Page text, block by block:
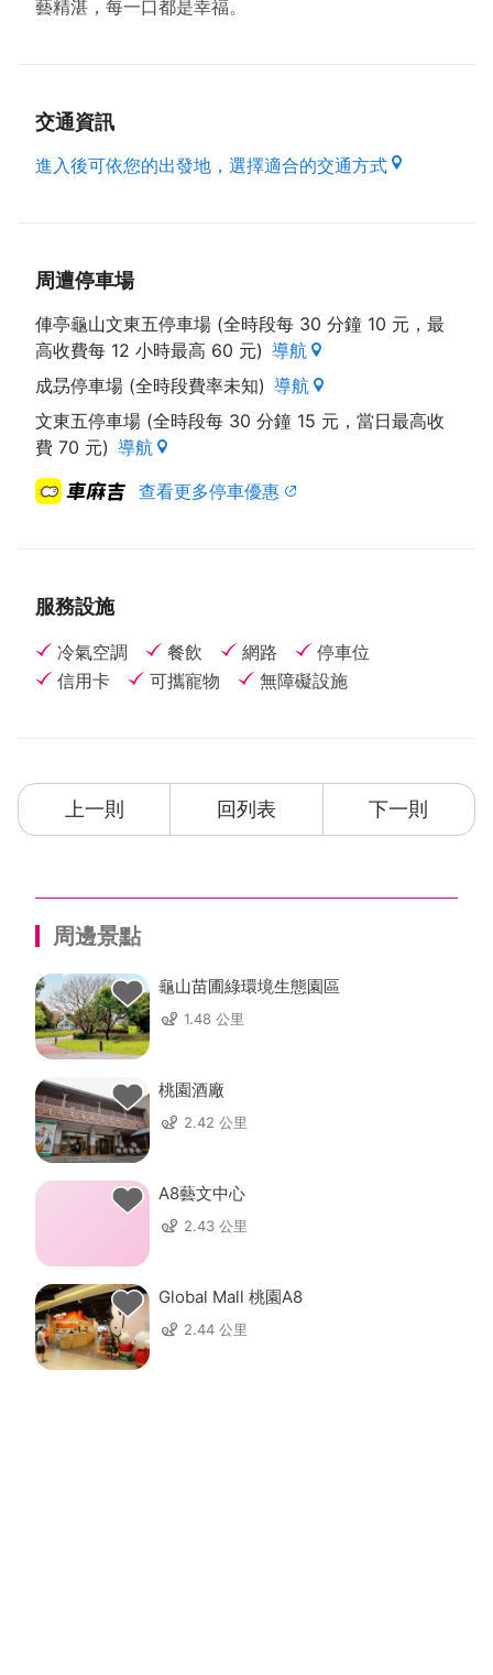
藝精湛，每一口都是幸福。
交通資訊
進入後可依您的出發地，選擇適合的交通方式
周遭停車場
俥亭龜山文東五停車場 (全時段每 30 分鐘 10 元，最
高收費每 12 小時最高 60 元) 導航
成昮停車場 (全時段費率未知) 導航
文東五停車場 (全時段每 30 分鐘 15 元，當日最高收
費 70 元) 導航
查看更多停車優惠
服務設施
冷氣空調 餐飲 網路
停車位
信用卡
可攜寵物 無障礙設施
上一則 回列表 下一則
周邊景點
龜山苗圃綠環境生態園區
1.48 公里
桃園酒廠
2.42 公里
A8藝文中心
2.43 公里
Global Mall 桃園A8
2.44 公里